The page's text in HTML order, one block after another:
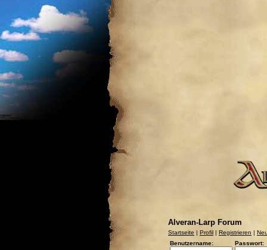
Alveran-Larp Forum
Startseite | Profil | Registrieren |
Benutzername:
Passwort: